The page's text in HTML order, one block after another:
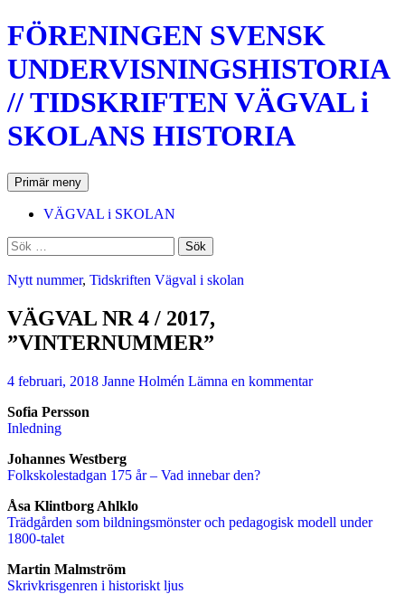
Hoppa
till
innehåll
FÖRENINGEN SVENSK
UNDERVISNINGSHISTORIA
// TIDSKRIFTEN VÄGVAL i
SKOLANS HISTORIA
SökPrimär meny
VÄGVAL i SKOLAN
Sök
efter:
Nytt nummer, Tidskriften Vägval i skolan
VÄGVAL NR 4 / 2017,
”VINTERNUMMER”
4 februari, 2018 Janne Holmén Lämna en kommentar
Sofia Persson
Inledning
Johannes Westberg
Folkskolestadgan 175 år – Vad innebar den?
Åsa Klintborg Ahlklo
Trädgården som bildningsmönster och pedagogisk modell under
1800-talet
Martin Malmström
Skrivkrisgenren i historiskt ljus